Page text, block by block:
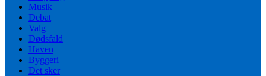
Musik
Debat
Valg
Dødsfald
Haven
Byggeri
Det sker